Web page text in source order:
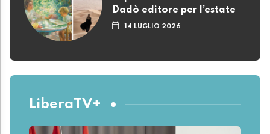
Dadò editore per l’estate
14 LUGLIO 2026
LiberaTV+